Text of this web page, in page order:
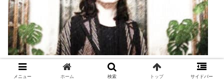
メニュー ホーム 検索 トップ サイドバー